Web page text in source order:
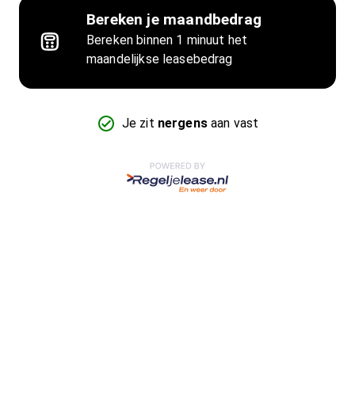
Bereken je maandbedrag
Bereken binnen 1 minuut het
maandelijkse leasebedrag
Je zit nergensaan vast